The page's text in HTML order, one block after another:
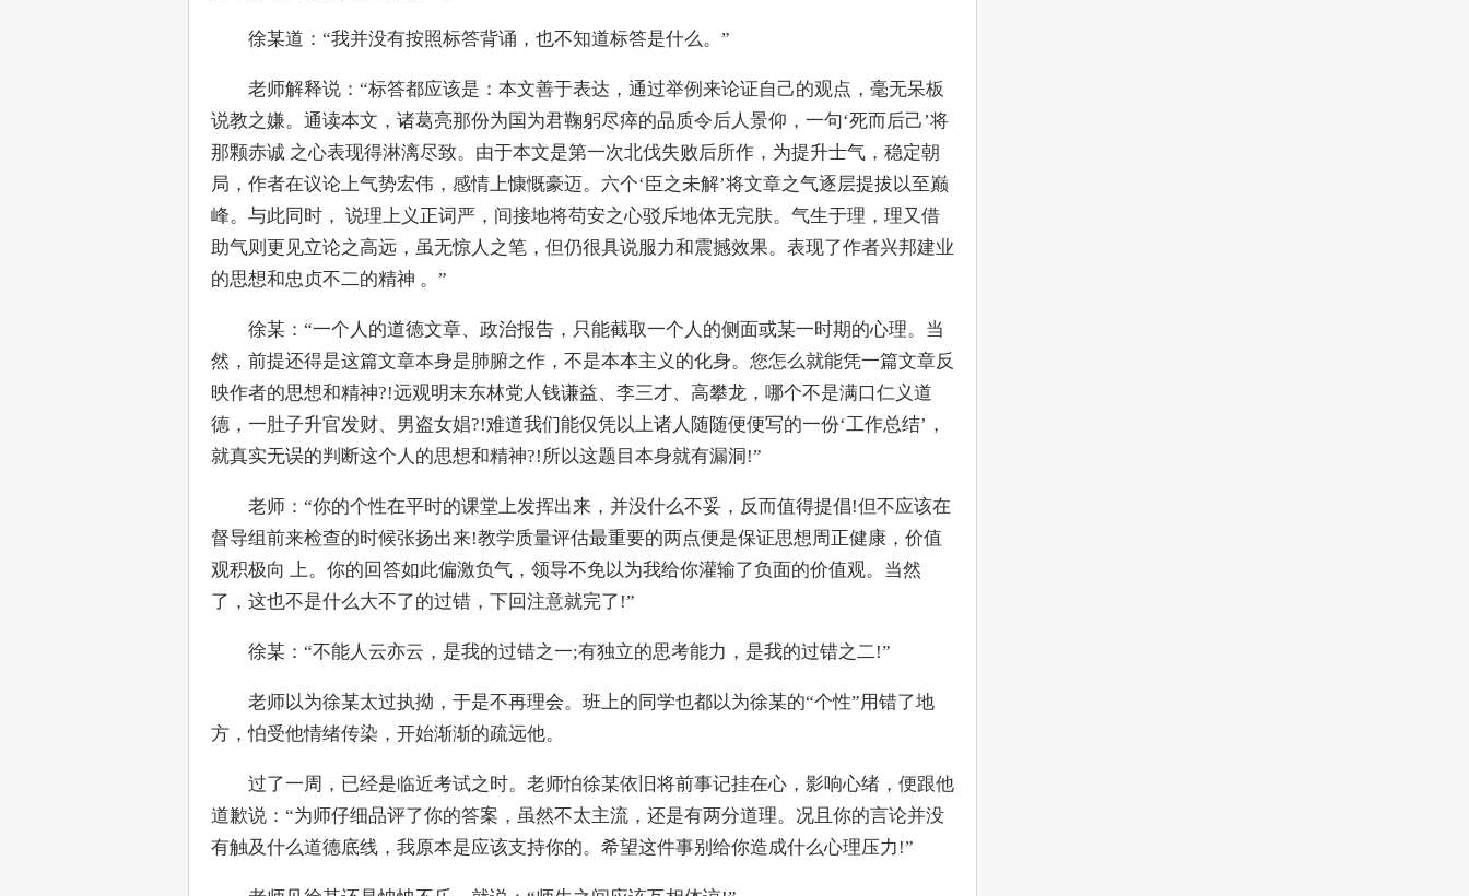
徐某道：“我并没有按照标答背诵，也不知道标答是什么。”
老师解释说：“标答都应该是：本文善于表达，通过举例来论证自己的观点，毫无呆板
说教之嫌。通读本文，诸葛亮那份为国为君鞠躬尽瘁的品质令后人景仰，一句‘死而后己’将
那颗赤诚 之心表现得淋漓尽致。由于本文是第一次北伐失败后所作，为提升士气，稳定朝
局，作者在议论上气势宏伟，感情上慷慨豪迈。六个‘臣之未解’将文章之气逐层提拔以至巅
峰。与此同时， 说理上义正词严，间接地将苟安之心驳斥地体无完肤。气生于理，理又借
助气则更见立论之高远，虽无惊人之笔，但仍很具说服力和震撼效果。表现了作者兴邦建业
的思想和忠贞不二的精神 。”
徐某：“一个人的道德文章、政治报告，只能截取一个人的侧面或某一时期的心理。当
然，前提还得是这篇文章本身是肺腑之作，不是本本主义的化身。您怎么就能凭一篇文章反
映作者的思想和精神?!远观明末东林党人钱谦益、李三才、高攀龙，哪个不是满口仁义道
德，一肚子升官发财、男盗女娼?!难道我们能仅凭以上诸人随随便便写的一份‘工作总结’，
就真实无误的判断这个人的思想和精神?!所以这题目本身就有漏洞!”
老师：“你的个性在平时的课堂上发挥出来，并没什么不妥，反而值得提倡!但不应该在
督导组前来检查的时候张扬出来!教学质量评估最重要的两点便是保证思想周正健康，价值
观积极向 上。你的回答如此偏激负气，领导不免以为我给你灌输了负面的价值观。当然
了，这也不是什么大不了的过错，下回注意就完了!”
徐某：“不能人云亦云，是我的过错之一;有独立的思考能力，是我的过错之二!”
老师以为徐某太过执拗，于是不再理会。班上的同学也都以为徐某的“个性”用错了地
方，怕受他情绪传染，开始渐渐的疏远他。
过了一周，已经是临近考试之时。老师怕徐某依旧将前事记挂在心，影响心绪，便跟他
道歉说：“为师仔细品评了你的答案，虽然不太主流，还是有两分道理。况且你的言论并没
有触及什么道德底线，我原本是应该支持你的。希望这件事别给你造成什么心理压力!”